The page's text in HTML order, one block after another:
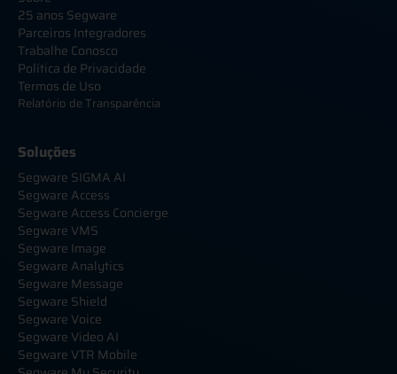
25 anos Segware
Parceiros Integradores
Trabalhe Conosco
Política de Privacidade
Termos de Uso
Relatório de Transparência
Soluções
Segware SIGMA AI
Segware Access
Segware Access Concierge
Segware VMS
Segware Image
Segware Analytics
Segware Message
Segware Shield
Segware Voice
Segware Video AI
Segware VTR Mobile